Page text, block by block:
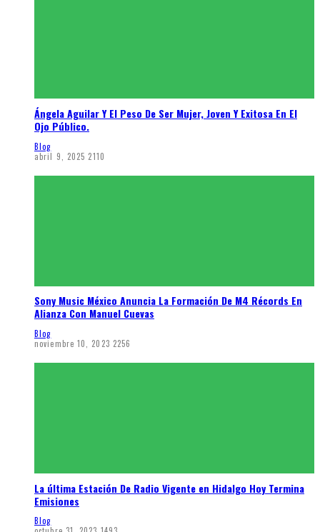
Ángela Aguilar Y El Peso De Ser Mujer, Joven Y Exitosa En El
Ojo Público.
Blog
abril 9, 2025 2110
Sony Music México Anuncia La Formación De M4 Récords En
Alianza Con Manuel Cuevas
Blog
noviembre 10, 2023 2256
La última Estación De Radio Vigente en Hidalgo Hoy Termina
Emisiones
Blog